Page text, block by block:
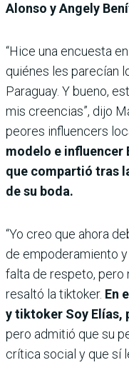
Alonso y Angely
“Hice una encuesta
quiénes les parecían
Paraguay. Y bueno,
mis creencias”, dijo
peores influencers
modelo e influencer
que compartió tras
de su boda.
“Yo creo que ahora
de empoderamiento
falta de respeto, pero
resaltó la tiktoker. En
y tiktoker Soy Elías,
pero admitió que su
crítica social y que sí